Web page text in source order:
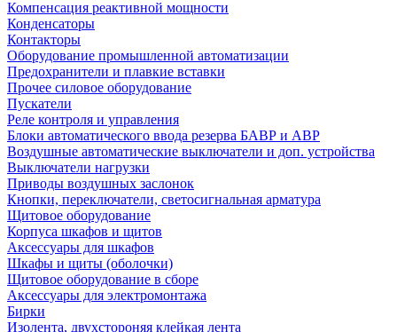
Компенсация реактивной мощности
Конденсаторы
Контакторы
Оборудование промышленной автоматизации
Предохранители и плавкие вставки
Прочее силовое оборудование
Пускатели
Реле контроля и управления
Блоки автоматического ввода резерва БАВР и АВР
Воздушные автоматические выключатели и доп. устройства
Выключатели нагрузки
Приводы воздушных заслонок
Кнопки, переключатели, светосигнальная арматура
Щитовое оборудование
Корпуса шкафов и щитов
Аксессуары для шкафов
Шкафы и щиты (оболочки)
Щитовое оборудование в сборе
Аксессуары для электромонтажа
Бирки
Изолента, двухстороняя клейкая лента